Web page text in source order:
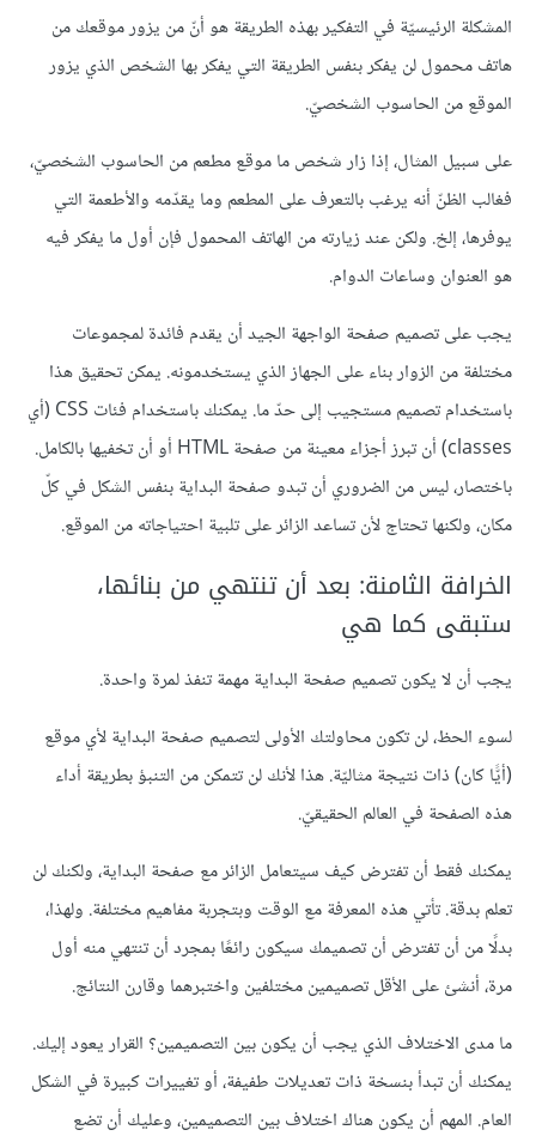
المشكلة الرئيسيّة في التفكير بهذه الطريقة هو أنّ من يزور موقعك من
هاتف محمول لن يفكر بنفس الطريقة التي يفكر بها الشخص الذي يزور
الموقع من الحاسوب الشخصيّ.
على سبيل المثال، إذا زار شخص ما موقع مطعم من الحاسوب الشخصيّ،
فغالب الظنّ أنه يرغب بالتعرف على المطعم وما يقدّمه والأطعمة التي
يوفرها، إلخ. ولكن عند زيارته من الهاتف المحمول فإن أول ما يفكر فيه
هو العنوان وساعات الدوام.
يجب على تصميم صفحة الواجهة الجيد أن يقدم فائدة لمجموعات
مختلفة من الزوار بناء على الجهاز الذي يستخدمونه. يمكن تحقيق هذا
باستخدام تصميم مستجيب إلى حدّ ما. يمكنك باستخدام فئات CSS (أي
classes) أن تبرز أجزاء معينة من صفحة HTML أو أن تخفيها بالكامل.
باختصار، ليس من الضروري أن تبدو صفحة البداية بنفس الشكل في كلّ
مكان، ولكنها تحتاج لأن تساعد الزائر على تلبية احتياجاته من الموقع.
الخرافة الثامنة: بعد أن تنتهي من بنائها،
ستبقى كما هي
يجب أن لا يكون تصميم صفحة البداية مهمة تنفذ لمرة واحدة.
لسوء الحظ، لن تكون محاولتك الأولى لتصميم صفحة البداية لأي موقع
(أيًّا كان) ذات نتيجة مثاليّة. هذا لأنك لن تتمكن من التنبؤ بطريقة أداء
هذه الصفحة في العالم الحقيقيّ.
يمكنك فقط أن تفترض كيف سيتعامل الزائر مع صفحة البداية، ولكنك لن
تعلم بدقة. تأتي هذه المعرفة مع الوقت وبتجربة مفاهيم مختلفة. ولهذا،
بدلًا من أن تفترض أن تصميمك سيكون رائعًا بمجرد أن تنتهي منه أول
مرة، أنشئ على الأقل تصميمين مختلفين واختبرهما وقارن النتائج.
ما مدى الاختلاف الذي يجب أن يكون بين التصميمين؟ القرار يعود إليك.
يمكنك أن تبدأ بنسخة ذات تعديلات طفيفة، أو تغييرات كبيرة في الشكل
العام. المهم أن يكون هناك اختلاف بين التصميمين، وعليك أن تضع